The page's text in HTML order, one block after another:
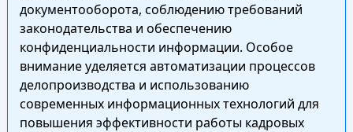
документооборота, соблюдению требований
законодательства и обеспечению
конфиденциальности информации. Особое
внимание уделяется автоматизации процессов
делопроизводства и использованию
современных информационных технологий для
повышения эффективности работы кадровых